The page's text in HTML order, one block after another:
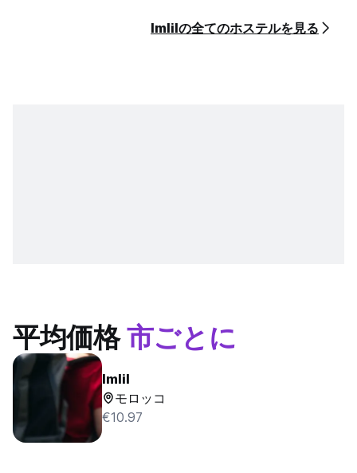
Imlilの全てのホステルを見る
平均価格市ごとに
Imlil
モロッコ
€10.97